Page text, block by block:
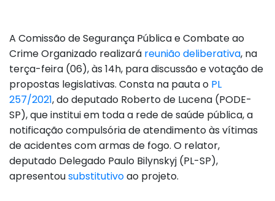
A Comissão de Segurança Pública e Combate ao
Crime Organizado realizará reunião deliberativa, na
terça-feira (06), às 14h, para discussão e votação de
propostas legislativas. Consta na pauta o PL
257/2021, do deputado Roberto de Lucena (PODE-
SP), que institui em toda a rede de saúde pública, a
notificação compulsória de atendimento às vítimas
de acidentes com armas de fogo. O relator,
deputado Delegado Paulo Bilynskyj (PL-SP),
apresentousubstitutivoao projeto.